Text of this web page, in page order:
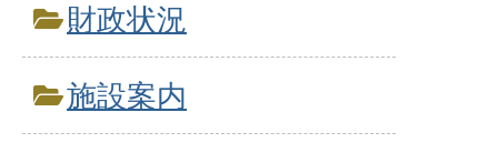
財政状況
施設案内